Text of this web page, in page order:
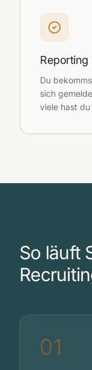
Reporting
Du
sich
viele hast
So läuft
01